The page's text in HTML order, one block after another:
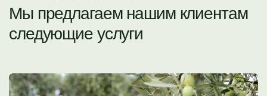
Мы предлагаем нашим клиентам
следующие услуги